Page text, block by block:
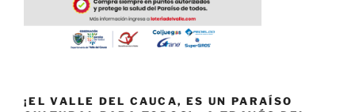
¡EL VALLE DEL CAUCA, ES UN PARAÍSO